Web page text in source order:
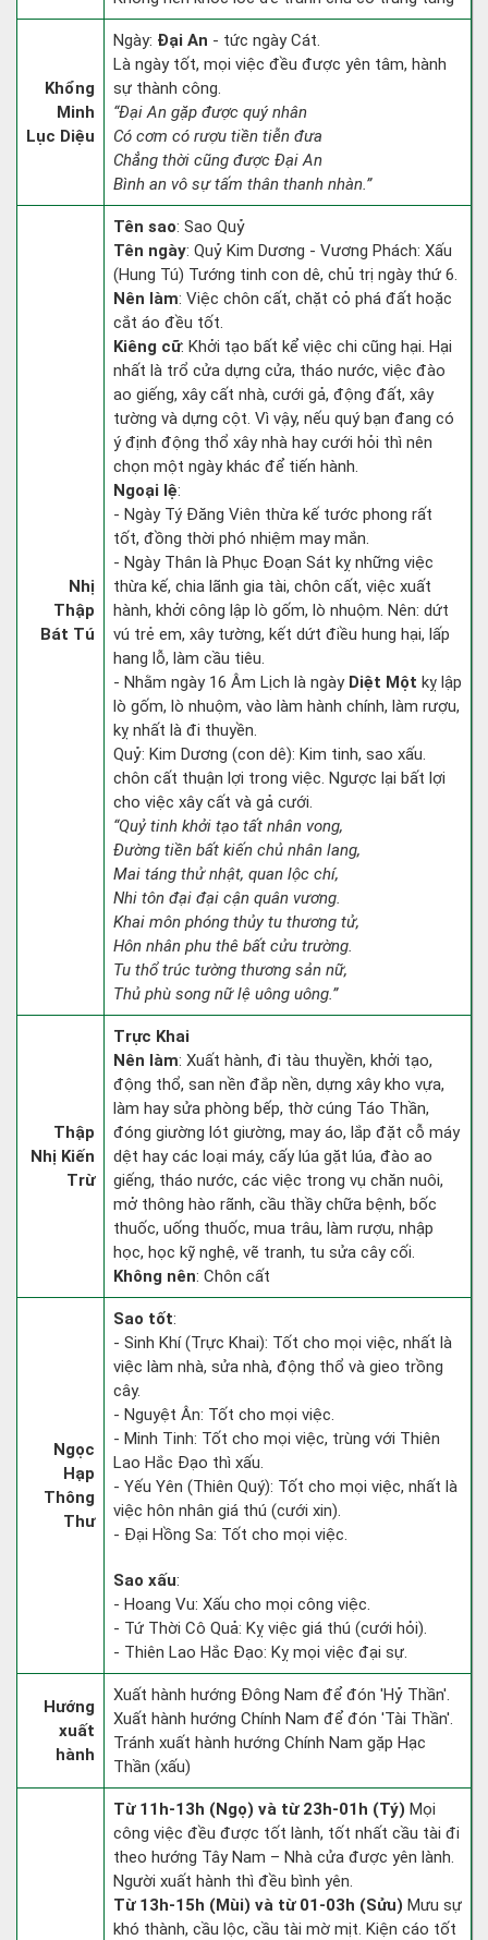
Khổng
Minh
Lục Diệu
Ngày: Đại An - tức ngày Cát.
Là ngày tốt, mọi việc đều được yên tâm, hành
sự thành công.
“Đại An gặp được quý nhân
Có cơm có rượu tiền tiễn đưa
Chẳng thời cũng được Đại An
Bình an vô sự tấm thân thanh nhàn.”
Nhị
Thập
Bát Tú
Tên sao: Sao Quỷ
Tên ngày: Quỷ Kim Dương - Vương Phách: Xấu
(Hung Tú) Tướng tinh con dê, chủ trị ngày thứ 6.
Nên làm: Việc chôn cất, chặt cỏ phá đất hoặc
cắt áo đều tốt.
Kiêng cữ: Khởi tạo bất kể việc chi cũng hại. Hại
nhất là trổ cửa dựng cửa, tháo nước, việc đào
ao giếng, xây cất nhà, cưới gả, động đất, xây
tường và dựng cột. Vì vậy, nếu quý bạn đang có
ý định động thổ xây nhà hay cưới hỏi thì nên
chọn một ngày khác để tiến hành.
Ngoại lệ:
- Ngày Tý Đăng Viên thừa kế tước phong rất
tốt, đồng thời phó nhiệm may mắn.
- Ngày Thân là Phục Đoạn Sát kỵ những việc
thừa kế, chia lãnh gia tài, chôn cất, việc xuất
hành, khởi công lập lò gốm, lò nhuộm. Nên: dứt
vú trẻ em, xây tường, kết dứt điều hung hại, lấp
hang lỗ, làm cầu tiêu.
- Nhằm ngày 16 Âm Lịch là ngày Diệt Một kỵ lập
lò gốm, lò nhuộm, vào làm hành chính, làm rượu,
kỵ nhất là đi thuyền.
Quỷ: Kim Dương (con dê): Kim tinh, sao xấu.
chôn cất thuận lợi trong việc. Ngược lại bất lợi
cho việc xây cất và gả cưới.
“Quỷ tinh khởi tạo tất nhân vong,
Đường tiền bất kiến chủ nhân lang,
Mai táng thử nhật, quan lộc chí,
Nhi tôn đại đại cận quân vương.
Khai môn phóng thủy tu thương tử,
Hôn nhân phu thê bất cửu trường.
Tu thổ trúc tường thương sản nữ,
Thủ phù song nữ lệ uông uông.”
Thập
Nhị Kiến
Trừ
Trực Khai
Nên làm: Xuất hành, đi tàu thuyền, khởi tạo,
động thổ, san nền đắp nền, dựng xây kho vựa,
làm hay sửa phòng bếp, thờ cúng Táo Thần,
đóng giường lót giường, may áo, lắp đặt cỗ máy
dệt hay các loại máy, cấy lúa gặt lúa, đào ao
giếng, tháo nước, các việc trong vụ chăn nuôi,
mở thông hào rãnh, cầu thầy chữa bệnh, bốc
thuốc, uống thuốc, mua trâu, làm rượu, nhập
học, học kỹ nghệ, vẽ tranh, tu sửa cây cối.
Không nên: Chôn cất
Ngọc
Hạp
Thông
Thư
Sao tốt:
- Sinh Khí (Trực Khai): Tốt cho mọi việc, nhất là
việc làm nhà, sửa nhà, động thổ và gieo trồng
cây.
- Nguyệt Ân: Tốt cho mọi việc.
- Minh Tinh: Tốt cho mọi việc, trùng với Thiên
Lao Hắc Đạo thì xấu.
- Yếu Yên (Thiên Quý): Tốt cho mọi việc, nhất là
việc hôn nhân giá thú (cưới xin).
- Đại Hồng Sa: Tốt cho mọi việc.
Sao xấu:
- Hoang Vu: Xấu cho mọi công việc.
- Tứ Thời Cô Quả: Kỵ việc giá thú (cưới hỏi).
- Thiên Lao Hắc Đạo: Kỵ mọi việc đại sự.
Hướng
xuất
hành
Xuất hành hướng Đông Nam để đón 'Hỷ Thần'.
Xuất hành hướng Chính Nam để đón 'Tài Thần'.
Tránh xuất hành hướng Chính Nam gặp Hạc
Thần (xấu)
Từ 11h-13h (Ngọ) và từ 23h-01h (Tý) Mọi
công việc đều được tốt lành, tốt nhất cầu tài đi
theo hướng Tây Nam – Nhà cửa được yên lành.
Người xuất hành thì đều bình yên.
Từ 13h-15h (Mùi) và từ 01-03h (Sửu) Mưu sự
khó thành, cầu lộc, cầu tài mờ mịt. Kiện cáo tốt